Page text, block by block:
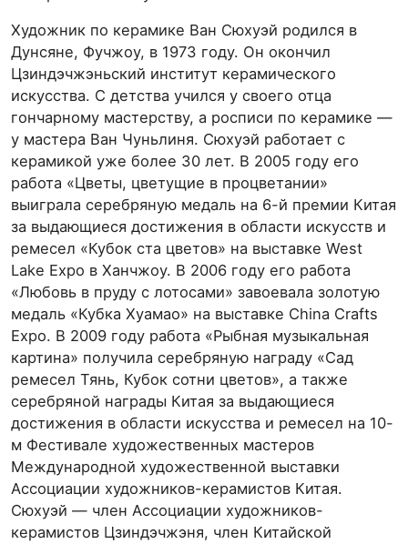
Художник по керамике Ван Сюхуэй родился в
Дунсяне, Фучжоу, в 1973 году. Он окончил
Цзиндэчжэньский институт керамического
искусства. С детства учился у своего отца
гончарному мастерству, а росписи по керамике —
у мастера Ван Чуньлиня. Сюхуэй работает с
керамикой уже более 30 лет. В 2005 году его
работа «Цветы, цветущие в процветании»
выиграла серебряную медаль на 6-й премии Китая
за выдающиеся достижения в области искусств и
ремесел «Кубок ста цветов» на выставке West
Lake Expo в Ханчжоу. В 2006 году его работа
«Любовь в пруду с лотосами» завоевала золотую
медаль «Кубка Хуамао» на выставке China Crafts
Expo. В 2009 году работа «Рыбная музыкальная
картина» получила серебряную награду «Сад
ремесел Тянь, Кубок сотни цветов», а также
серебряной награды Китая за выдающиеся
достижения в области искусства и ремесел на 10-
м Фестивале художественных мастеров
Международной художественной выставки
Ассоциации художников-керамистов Китая.
Сюхуэй — член Ассоциации художников-
керамистов Цзиндэчжэня, член Китайской